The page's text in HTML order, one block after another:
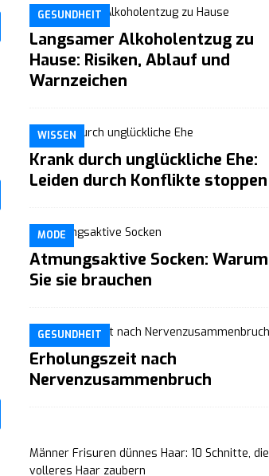
GESUNDHEIT
Langsamer Alkoholentzug zu
Hause: Risiken, Ablauf und
Warnzeichen
WISSEN
Krank durch unglückliche Ehe:
Leiden durch Konflikte stoppen
MODE
Atmungsaktive Socken: Warum
Sie sie brauchen
GESUNDHEIT
Erholungszeit nach
Nervenzusammenbruch
Männer Frisuren dünnes Haar: 10 Schnitte, die
volleres Haar zaubern